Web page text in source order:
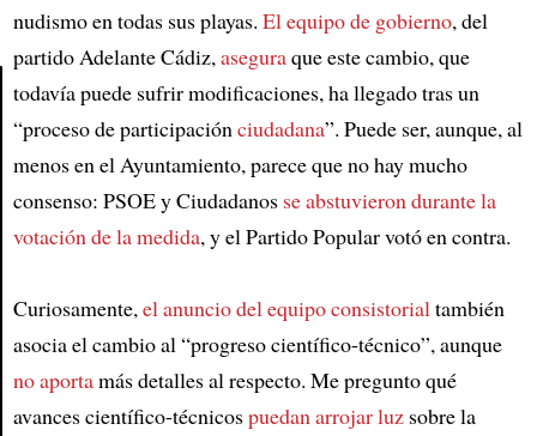
Article
nudismo en todas sus playas. El equipo de gobierno, del
partido Adelante Cádiz,aseguraque este cambio, que
todavía puede sufrir modificaciones, ha llegado tras un
“proceso de participaciónciudadana”. Puede ser, aunque, al
menos en el Ayuntamiento, parece que no hay mucho
consenso: PSOE y Ciudadanos se abstuvieron durante la
votación de la medida, y el Partido Popular votó en contra.
Curiosamente,el anuncio del equipo consistorialtambién
asocia el cambio al “progreso científico-técnico”, aunque
no aportamás detalles al respecto. Me pregunto qué
avances científico-técnicospuedan arrojar luzsobre la